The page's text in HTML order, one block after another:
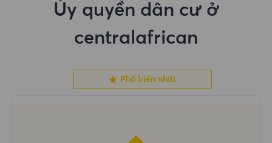
Ủy quyền dân cư ở
centralafrican
Phổ biến nhất